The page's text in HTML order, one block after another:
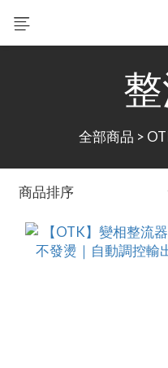
全部商品 >
商品排序